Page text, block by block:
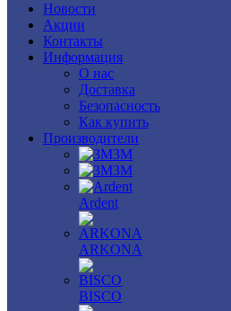
Новости
Акции
Контакты
Информация
О нас
Доставка
Безопасность
Как купить
Производители
3M
3М
Ardent
ARKONA
BISCO